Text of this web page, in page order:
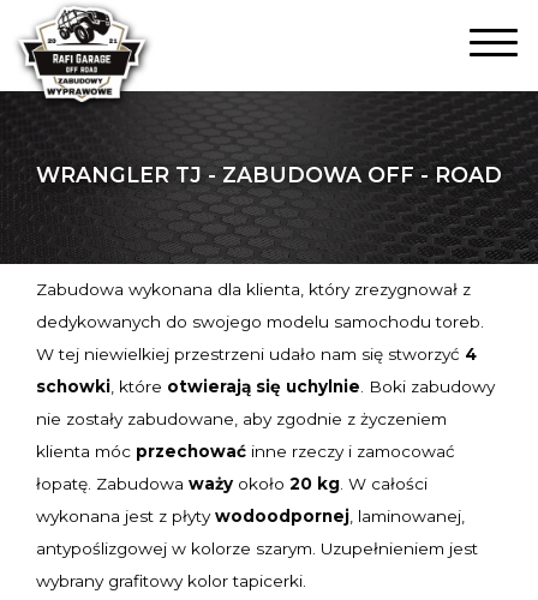
WRANGLER TJ - ZABUDOWA OFF - ROAD
Zabudowa wykonana dla klienta, który zrezygnował z
dedykowanych do swojego modelu samochodu toreb.
W tej niewielkiej przestrzeni udało nam się stworzyć 4
schowki , które otwierają się uchylnie . Boki zabudowy
nie zostały zabudowane, aby zgodnie z życzeniem
klienta móc przechować inne rzeczy i zamocować
łopatę. Zabudowa waży około 20 kg . W całości
wykonana jest z płytywodoodpornej , laminowanej,
antypoślizgowej w kolorze szarym. Uzupełnieniem jest
wybrany grafitowy kolor tapicerki.